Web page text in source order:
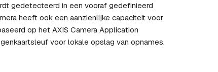
gedetecteerd in een vooraf gedefinieerd
heeft ook een aanzienlijke capaciteit voor
op het AXIS Camera Application
voor lokale opslag van opnames.